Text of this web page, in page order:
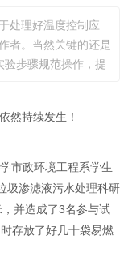
处理好温度控制应
者。当然关键的还是
验步骤规范操作，提
然持续发生！
市政环境工程系学生
圾渗滤液污水处理科研
并造成了3名参与试
存放了好几十袋易燃